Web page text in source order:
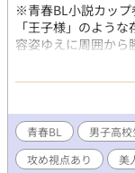
※青春BL小説カップ
「王子様」のよう
容姿ゆえに周囲から
もらえないことに
山あいの旅館で、ひ
手伝いに戸惑う未
北山迅。 偶然にも
き旅館の仕事を手伝
くて、気づけば未來
何気ない一言や優し
青春BL 男子高校
攻め視点あり
美